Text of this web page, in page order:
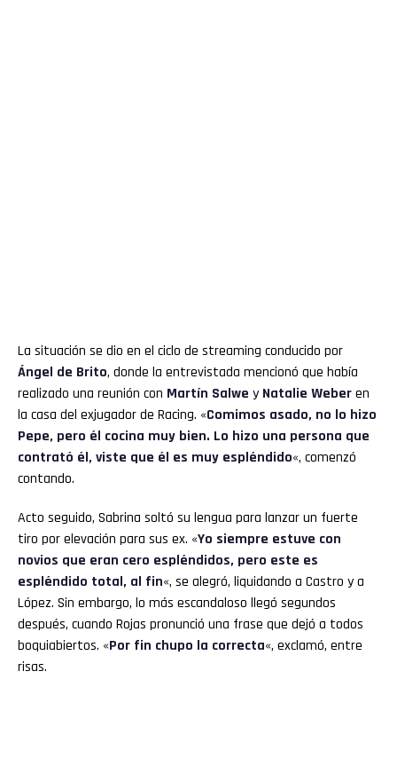
La situación se dio en el ciclo de streaming conducido por
Ángel de Brito, donde la entrevistada mencionó que había
realizado una reunión con Martín Salwe y Natalie Weberen
la casa del exjugador de Racing. «Comimos asado, no lo hizo
Pepe, pero él cocina muy bien. Lo hizo una persona que
contrató él, viste que él es muy espléndido«, comenzó
contando.
Acto seguido, Sabrina soltó su lengua para lanzar un fuerte
tiro por elevación para sus ex. «Yo siempre estuve con
novios que eran cero espléndidos, pero este es
espléndido total, al fin«, se alegró, liquidando a Castro y a
López. Sin embargo, lo más escandaloso llegó segundos
después, cuando Rojas pronunció una frase que dejó a todos
boquiabiertos. «Por fin chupo la correcta«, exclamó, entre
risas.